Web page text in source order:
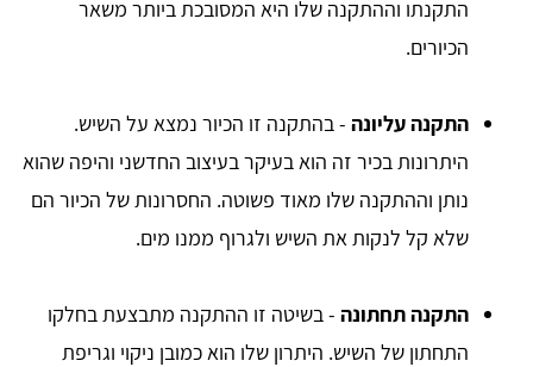
התקנתו וההתקנה שלו היא המסובכת ביותר משאר
הכיורים.
התקנה עליונה - בהתקנה זו הכיור נמצא על השיש.
היתרונות בכיר זה הוא בעיקר בעיצוב החדשני והיפה שהוא
נותן וההתקנה שלו מאוד פשוטה. החסרונות של הכיור הם
שלא קל לנקות את השיש ולגרוף ממנו מים.
התקנה תחתונה - בשיטה זו ההתקנה מתבצעת בחלקו
התחתון של השיש. היתרון שלו הוא כמובן ניקוי וגריפת